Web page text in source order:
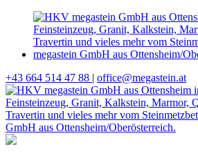
+43 664 514 47 88 | office@megastein.at